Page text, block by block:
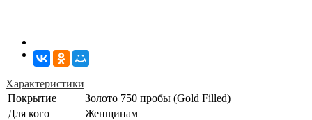
Характеристики
Покрытие
Золото 750 пробы (Gold Filled)
Для кого
Женщинам